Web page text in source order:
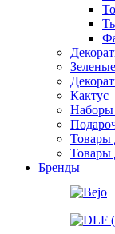
Кактус
Наборы
Товары
Товары
Бренды